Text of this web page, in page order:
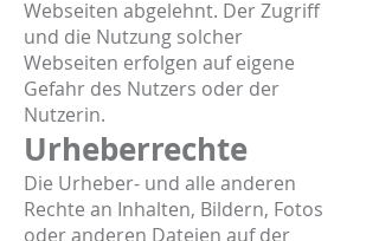
Webseiten abgelehnt. Der Zugriff
und die Nutzung solcher
Webseiten erfolgen auf eigene
Gefahr des Nutzers oder der
Nutzerin.
Urheberrechte
Die Urheber- und alle anderen
Rechte an Inhalten, Bildern, Fotos
oder anderen Dateien auf der